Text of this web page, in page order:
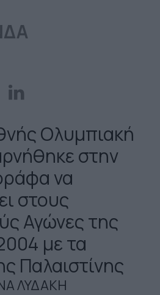
Ολυμπιακή
στην
να
στους
Αγώνες της
με τα
Παλαιστίνης
ΛΥΔΑΚΗ